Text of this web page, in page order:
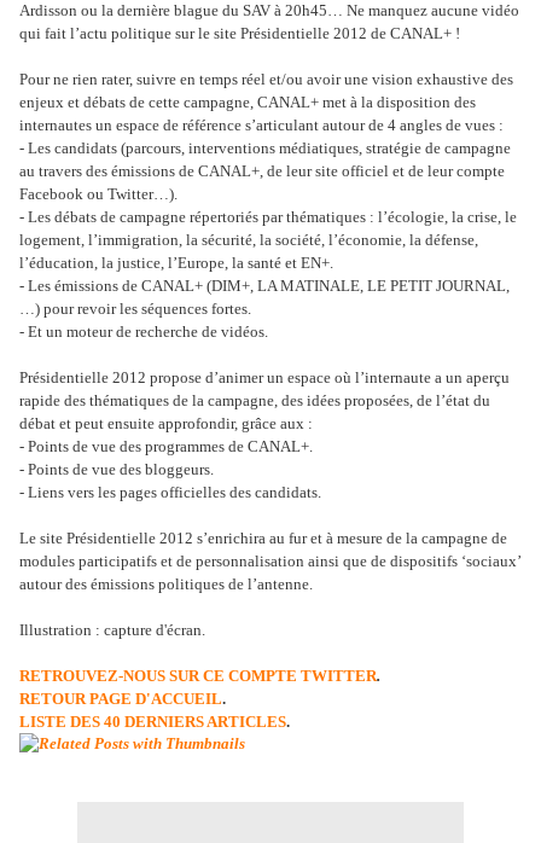
Ardisson ou la dernière blague du SAV à 20h45… Ne manquez aucune vidéo
qui fait l’actu politique sur le site Présidentielle 2012 de CANAL+ !
Pour ne rien rater, suivre en temps réel et/ou avoir une vision exhaustive des
enjeux et débats de cette campagne, CANAL+ met à la disposition des
internautes un espace de référence s’articulant autour de 4 angles de vues :
- Les candidats (parcours, interventions médiatiques, stratégie de campagne
au travers des émissions de CANAL+, de leur site officiel et de leur compte
Facebook ou Twitter…).
- Les débats de campagne répertoriés par thématiques : l’écologie, la crise, le
logement, l’immigration, la sécurité, la société, l’économie, la défense,
l’éducation, la justice, l’Europe, la santé et EN+.
- Les émissions de CANAL+ (DIM+, LA MATINALE, LE PETIT JOURNAL,
…) pour revoir les séquences fortes.
- Et un moteur de recherche de vidéos.
Présidentielle 2012 propose d’animer un espace où l’internaute a un aperçu
rapide des thématiques de la campagne, des idées proposées, de l’état du
débat et peut ensuite approfondir, grâce aux :
- Points de vue des programmes de CANAL+.
- Points de vue des bloggeurs.
- Liens vers les pages officielles des candidats.
Le site Présidentielle 2012 s’enrichira au fur et à mesure de la campagne de
modules participatifs et de personnalisation ainsi que de dispositifs ‘sociaux’
autour des émissions politiques de l’antenne.
Illustration : capture d'écran.
RETROUVEZ-NOUS SUR CE COMPTE TWITTER.
RETOUR PAGE D'ACCUEIL.
LISTE DES 40 DERNIERS ARTICLES.